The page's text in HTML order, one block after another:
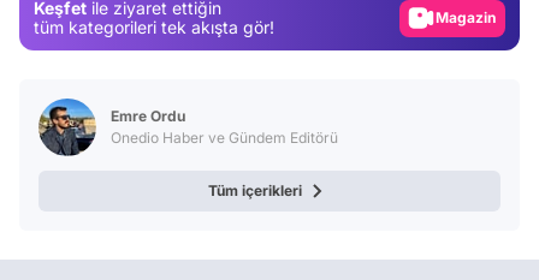
Keşfet ile ziyaret ettiğin
tüm kategorileri tek akışta gör!
Magazin
Emre Ordu
Onedio Haber ve Gündem Editörü
Tüm içerikleri